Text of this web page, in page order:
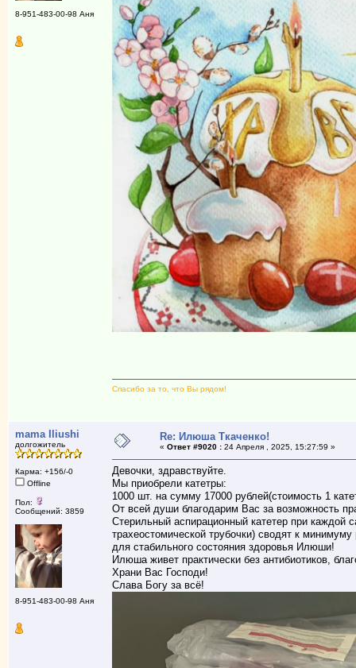
8-951-483-00-98 Аня
Спасибо за то, что Вы рядом!
mama Iliushi
долгожитель
Карма: +156/-0
Offline
Пол:
Сообщений: 3859
8-951-483-00-98 Аня
Re: Илюша Ткаченко!
« Ответ #9020 :24 Апреля , 2025, 15:27:59 »
Девочки, здравствуйте.
Мы приобрели катетры:
1000 шт. на сумму 17000 рублей(стоимость 1
От всей души благодарим Вас за возможность
Стерильный аспирационный катетер при каждой
трахеостомической трубочки) сводят к
для стабильного состояния здоровья Илюши!
Илюша живет практически без антибиотиков,
Храни Вас Господи!
Слава Богу за всё!